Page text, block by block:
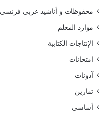
محفوظات و أناشيد عربي فرنسي
موارد المعلم
الإنتاجات الكتابية
امتحانات
آدونات
تمارين
أساسي